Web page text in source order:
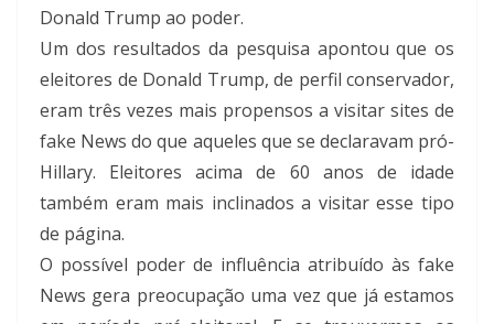
Donald Trump ao poder.
Um dos resultados da pesquisa apontou que os
eleitores de Donald Trump, de perfil conservador,
eram três vezes mais propensos a visitar sites de
fake News do que aqueles que se declaravam pró-
Hillary. Eleitores acima de 60 anos de idade
também eram mais inclinados a visitar esse tipo
de página.
O possível poder de influência atribuído às fake
News gera preocupação uma vez que já estamos